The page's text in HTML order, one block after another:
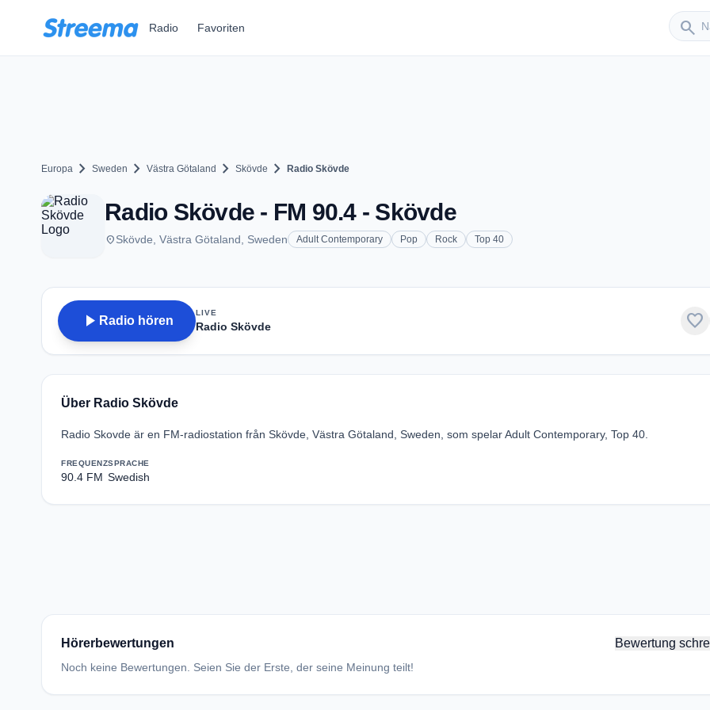
Radio Favoriten search
Europa chevron_right Sweden chevron_right Västra Götaland chevron_right Skövde chevron_right Radio Skövde
Radio Skövde - FM 90.4 - Skövde
placeSkövde, Västra Götaland, Sweden Adult Contemporary Pop Rock Top 40
play_arrow Radio hören
LIVE
Radio Skövde favorite
Über Radio Skövde
Radio Skovde är en FM-radiostation från Skövde, Västra Götaland, Sweden, som spelar Adult Contemporary, Top 40.
FREQUENZ
90.4 FM
SPRACHE
Swedish
Hörerbewertungen Bewertung
Noch keine Bewertungen. Seien Sie der Erste, der seine Meinung teilt!